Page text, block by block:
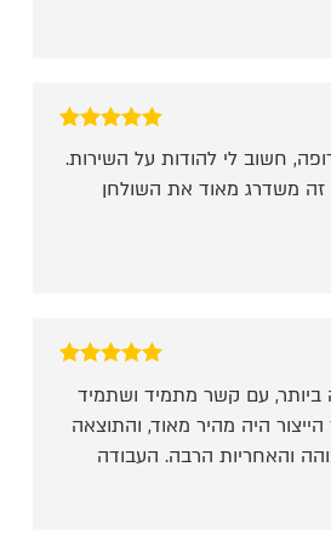
חשוב לי להודות על השירות.
משדרג מאוד את השולחן
ביותר, עם קשר מתמיד ושתמיד
היה מהיר מאוד, והתוצאה
והאחריות הרבה. העבודה